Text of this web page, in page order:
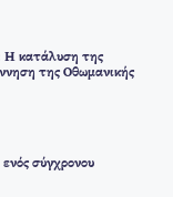
Η κατάλυση της
της Οθωμανικής
σύγχρονου